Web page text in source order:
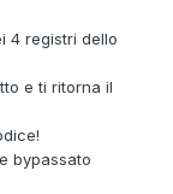
4 registri dello
e ti ritorna il
bypassato